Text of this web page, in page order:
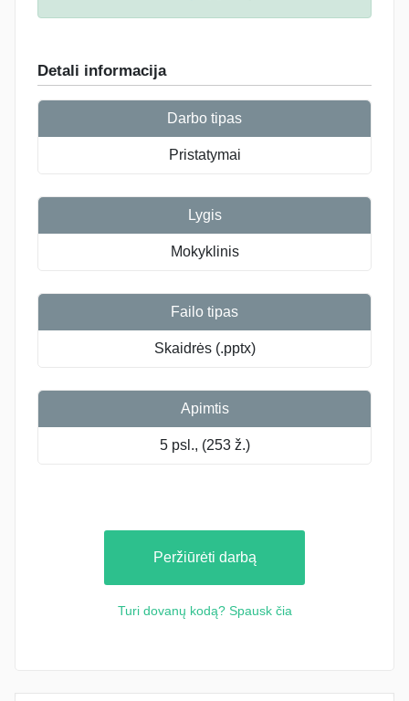
Detali informacija
Darbo tipas
Pristatymai
Lygis
Mokyklinis
Failo tipas
Skaidrės (.pptx)
Apimtis
5 psl., (253 ž.)
Peržiūrėti darbą
Turi dovanų kodą? Spausk čia